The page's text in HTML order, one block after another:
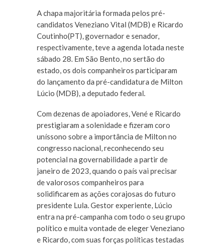
A chapa majoritária formada pelos pré-
candidatos Veneziano Vital (MDB) e Ricardo
Coutinho(PT), governador e senador,
respectivamente, teve a agenda lotada neste
sábado 28. Em São Bento, no sertão do
estado, os dois companheiros participaram
do lançamento da pré-candidatura de Milton
Lúcio (MDB), a deputado federal.
Com dezenas de apoiadores, Vené e Ricardo
prestigiaram a solenidade e fizeram coro
uníssono sobre a importância de Milton no
congresso nacional, reconhecendo seu
potencial na governabilidade a partir de
janeiro de 2023, quando o país vai precisar
de valorosos companheiros para
solidificarem as ações corajosas do futuro
presidente Lula. Gestor experiente, Lúcio
entra na pré-campanha com todo o seu grupo
político e muita vontade de eleger Veneziano
e Ricardo, com suas forças políticas testadas